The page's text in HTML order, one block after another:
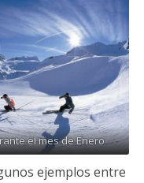
el mes de Enero
ejemplos entre